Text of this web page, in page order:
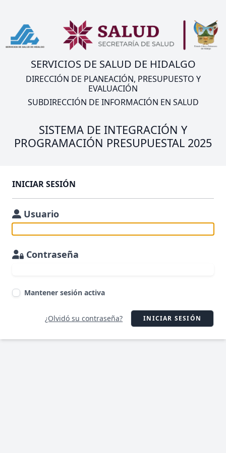
SERVICIOS DE SALUD DE HIDALGO
DIRECCIÓN DE PLANEACIÓN, PRESUPUESTO Y
EVALUACIÓN
SUBDIRECCIÓN DE INFORMACIÓN EN SALUD
SISTEMA DE INTEGRACIÓN Y
PROGRAMACIÓN PRESUPUESTAL 2025
INICIAR SESIÓN
Usuario
Contraseña
Mantener sesión activa
¿Olvidó su contraseña? INICIAR SESIÓN